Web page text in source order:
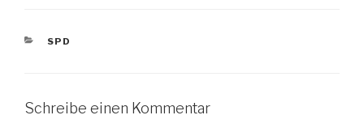
KATEGORIEN
SPD
Schreibe einen Kommentar